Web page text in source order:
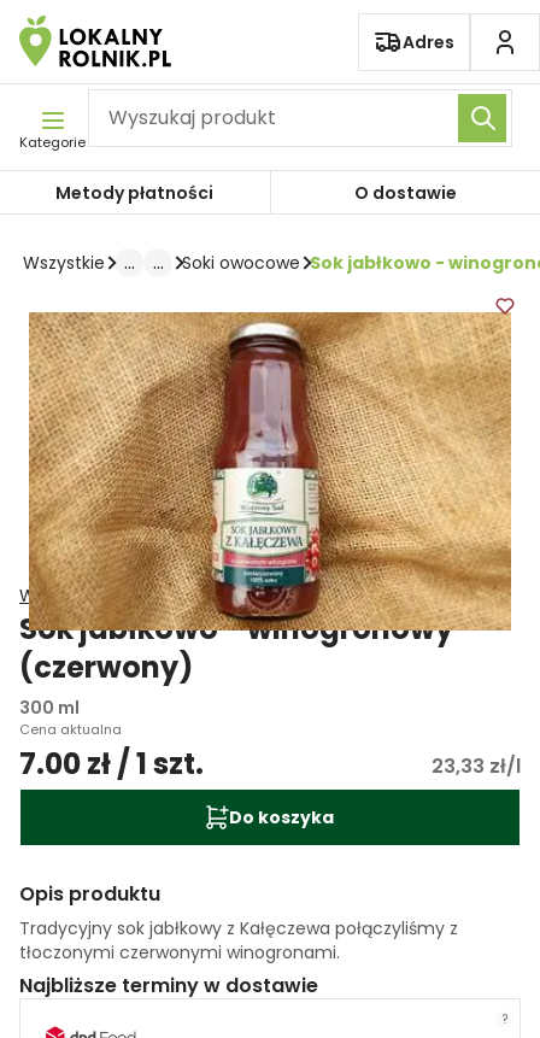
Pomiń nawigację
Adres
Kategorie
Metody płatności O dostawie
Wszystkie ... ... Soki owocowe Sok jabłkowo -
Wiatrowy Sad Grażyna Wiatr
Sok jabłkowo - winogronowy
(czerwony)
300 ml
Cena aktualna
7.00 zł / 1 szt. 23,33 zł/l
Do koszyka
Opis produktu
Tradycyjny sok jabłkowy z Kałęczewa połączyliśmy z
tłoczonymi czerwonymi winogronami.
Najbliższe terminy w dostawie
?